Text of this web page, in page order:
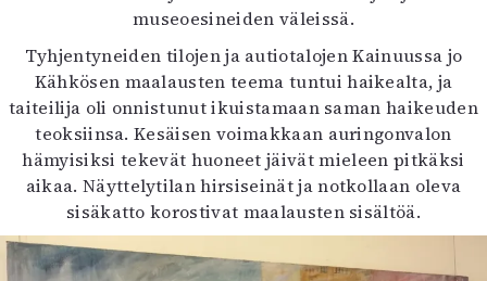
museoesineiden väleissä.
Tyhjentyneiden tilojen ja autiotalojen Kainuussa jo
Kähkösen maalausten teema tuntui haikealta, ja
taiteilija oli onnistunut ikuistamaan saman haikeuden
teoksiinsa. Kesäisen voimakkaan auringonvalon
hämyisiksi tekevät huoneet jäivät mieleen pitkäksi
aikaa. Näyttelytilan hirsiseinät ja notkollaan oleva
sisäkatto korostivat maalausten sisältöä.